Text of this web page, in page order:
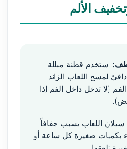
الألم
استخدم قطنة مبللة
لمسح اللعاب الزائد
(لا تدخل داخل الفم إذا
سيلان اللعاب يسبب جفافاً
بكميات صغيرة كل ساعة أو